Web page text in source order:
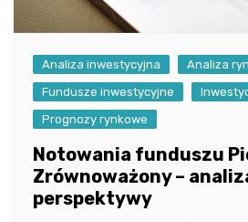
Analiza inwestycyjna
Analiza
Fundusze inwestycyjne
Prognozy rynkowe
Notowania funduszu
Zrównoważony –
perspektywy